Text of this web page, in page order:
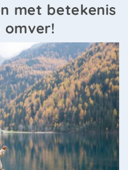
met betekenis
omver!